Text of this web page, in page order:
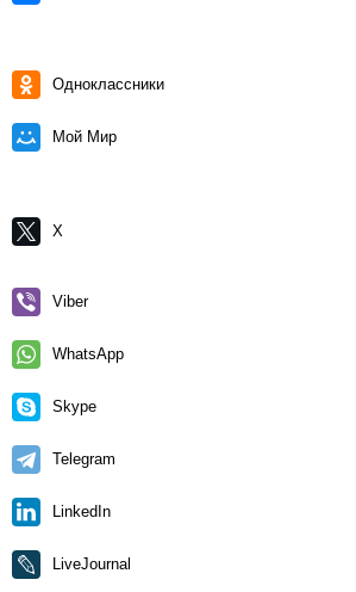
Одноклассники
Мой Мир
X
Viber
WhatsApp
Skype
Telegram
LinkedIn
LiveJournal